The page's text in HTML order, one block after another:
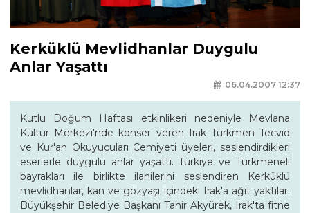
Kerküklü Mevlidhanlar Duygulu
Anlar Yaşattı
06.04.2007 12:37
Kutlu Doğum Haftası etkinlikeri nedeniyle Mevlana
Kültür Merkezi'nde konser veren Irak Türkmen Tecvid
ve Kur'an Okuyucuları Cemiyeti üyeleri, seslendirdikleri
eserlerle duygulu anlar yaşattı. Türkiye ve Türkmeneli
bayrakları ile birlikte ilahilerini seslendiren Kerküklü
mevlidhanlar, kan ve gözyaşı içindeki Irak'a ağıt yaktılar.
Büyükşehir Belediye Başkanı Tahir Akyürek, Irak'ta fitne